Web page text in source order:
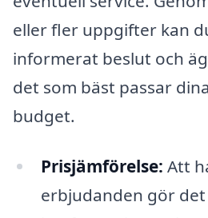
eller fler uppgifter kan
informerat beslut och
det som bäst passar
budget.
Prisjämförelse: Att
erbjudanden gör